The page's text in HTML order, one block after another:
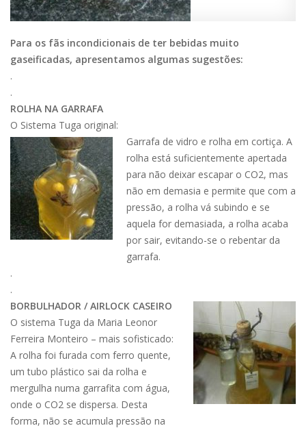
Para os fãs incondicionais de ter bebidas muito
gaseificadas, apresentamos algumas sugestões:
.
.
ROLHA NA GARRAFA
O Sistema Tuga original:
Garrafa de vidro e rolha em cortiça. A
rolha está suficientemente apertada
para não deixar escapar o CO2, mas
não em demasia e permite que com a
pressão, a rolha vá subindo e se
aquela for demasiada, a rolha acaba
por sair, evitando-se o rebentar da
garrafa.
.
.
BORBULHADOR / AIRLOCK CASEIRO
O sistema Tuga da Maria Leonor
Ferreira Monteiro – mais sofisticado:
A rolha foi furada com ferro quente,
um tubo plástico sai da rolha e
mergulha numa garrafita com água,
onde o CO2 se dispersa. Desta
forma, não se acumula pressão na